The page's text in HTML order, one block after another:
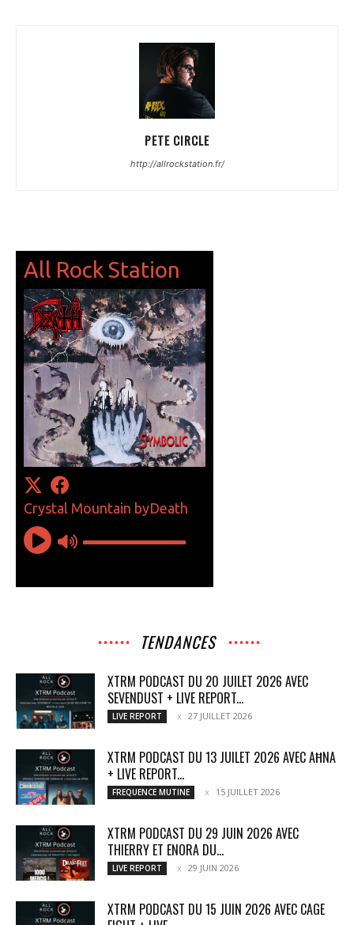
PETE CIRCLE
http://allrockstation.fr/
TENDANCES
XTRM PODCAST DU 20 JUILET 2026 AVEC
SEVENDUST + LIVE REPORT...
LIVE REPORT 27 JUILLET 2026
XTRM PODCAST DU 13 JUILET 2026 AVEC AĦNA
+ LIVE REPORT...
FREQUENCE MUTINE 15 JUILLET 2026
XTRM PODCAST DU 29 JUIN 2026 AVEC
THIERRY ET ENORA DU...
LIVE REPORT 29 JUIN 2026
XTRM PODCAST DU 15 JUIN 2026 AVEC CAGE